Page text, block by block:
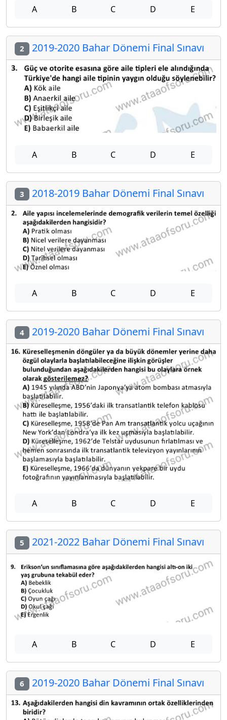
A B C D E
2 2019-2020 Bahar Dönemi Final Sınavı
A B C D E
3 2018-2019 Bahar Dönemi Final Sınavı
A B C D E
4 2019-2020 Bahar Dönemi Final Sınavı
A B C D E
5 2021-2022 Bahar Dönemi Final Sınavı
A B C D E
6 2019-2020 Bahar Dönemi Final Sınavı